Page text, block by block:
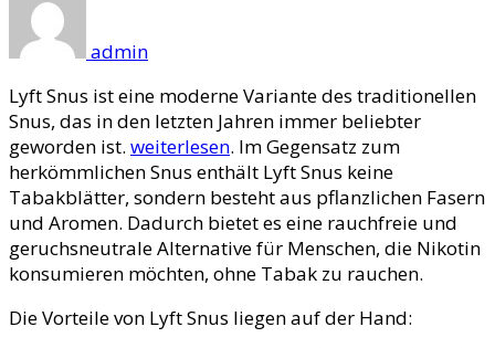
admin
Lyft Snus ist eine moderne Variante des traditionellen
Snus, das in den letzten Jahren immer beliebter
geworden ist. weiterlesen. Im Gegensatz zum
herkömmlichen Snus enthält Lyft Snus keine
Tabakblätter, sondern besteht aus pflanzlichen Fasern
und Aromen. Dadurch bietet es eine rauchfreie und
geruchsneutrale Alternative für Menschen, die Nikotin
konsumieren möchten, ohne Tabak zu rauchen.
Die Vorteile von Lyft Snus liegen auf der Hand: